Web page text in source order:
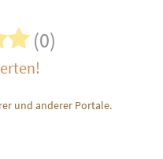
(0)
und anderer Portale.